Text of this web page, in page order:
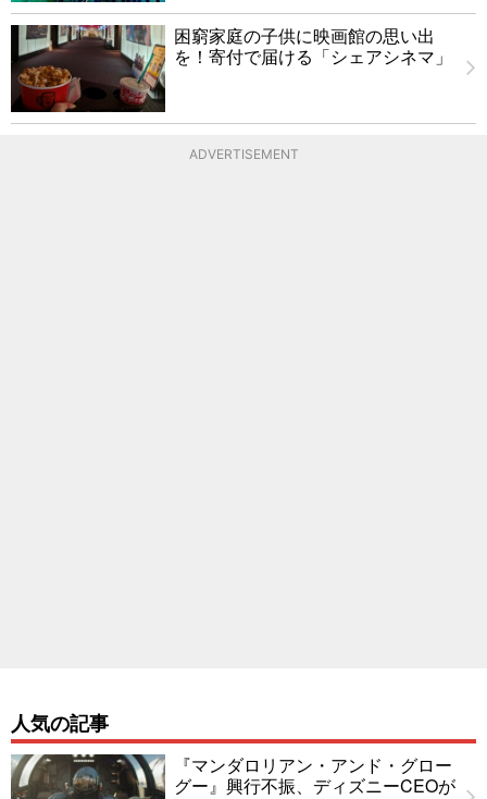
困窮家庭の子供に映画館の思い出
を！寄付で届ける「シェアシネマ」
ADVERTISEMENT
人気の記事
『マンダロリアン・アンド・グロー
グー』興行不振、ディズニーCEOが